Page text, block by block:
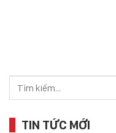
TIN TỨC MỚI